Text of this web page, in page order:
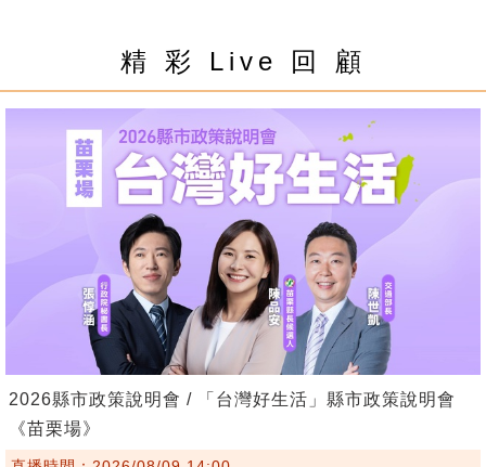
精 彩 Live 回 顧
2026縣市政策說明會 / 「台灣好生活」縣市政策說明會
《苗栗場》